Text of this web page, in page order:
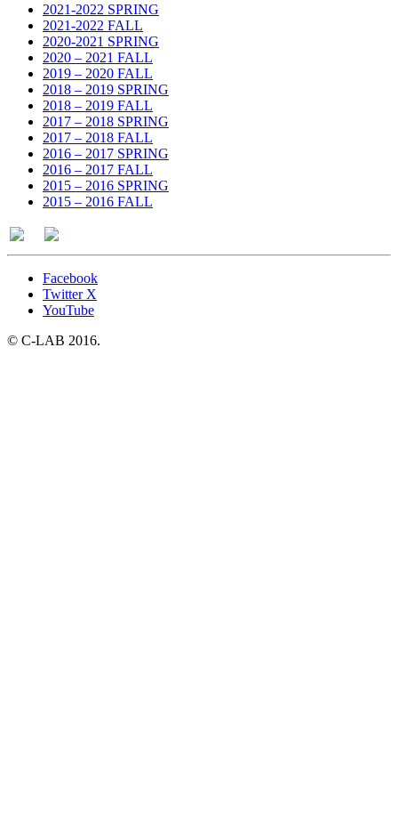
2021-2022 SPRING
2021-2022 FALL
2020-2021 SPRING
2020 – 2021 FALL
2019 – 2020 FALL
2018 – 2019 SPRING
2018 – 2019 FALL
2017 – 2018 SPRING
2017 – 2018 FALL
2016 – 2017 SPRING
2016 – 2017 FALL
2015 – 2016 SPRING
2015 – 2016 FALL
Facebook
Twitter X
YouTube
© C-LAB 2016.